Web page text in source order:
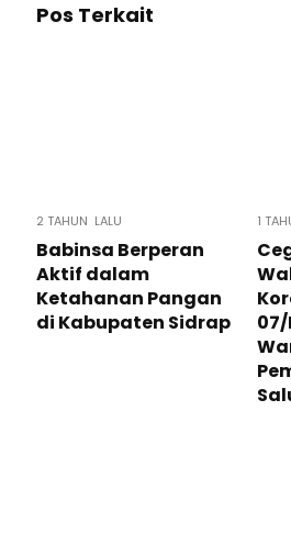
Pos Terkait
2 TAHUN LALU
Babinsa Berperan
Aktif dalam
Ketahanan Pangan
di Kabupaten Sidrap
1